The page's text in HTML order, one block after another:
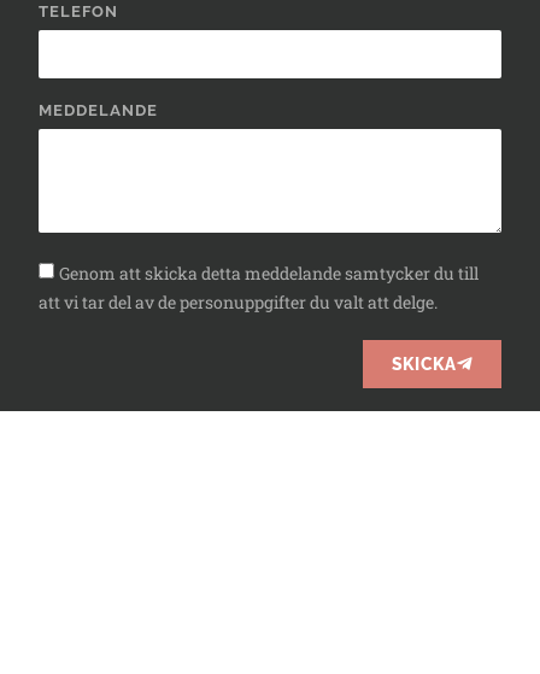
TELEFON
MEDDELANDE
Genom att skicka detta meddelande samtycker du till
att vi tar del av de personuppgifter du valt att delge.
SKICKA